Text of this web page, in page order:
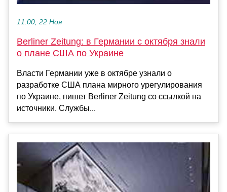
11:00, 22 Ноя
Berliner Zeitung: в Германии с октября знали
о плане США по Украине
Власти Германии уже в октябре узнали о
разработке США плана мирного урегулирования
по Украине, пишет Berliner Zeitung со ссылкой на
источники. Службы...